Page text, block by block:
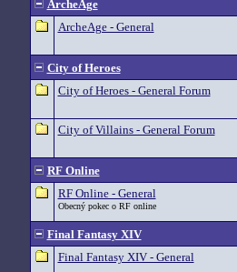
ArcheAge
ArcheAge - General
City of Heroes
City of Heroes - General Forum
City of Villains - General Forum
RF Online
RF Online - General
Obecný pokec o RF online
Final Fantasy XIV
Final Fantasy XIV - General